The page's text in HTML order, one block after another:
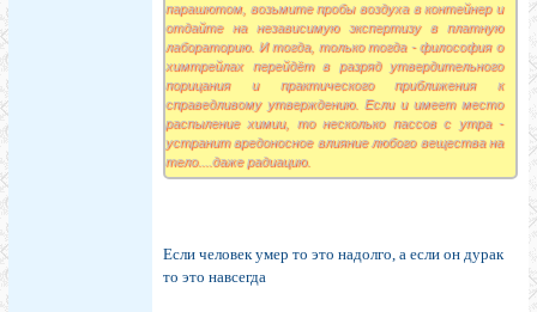
парашютом, возьмите пробы воздуха в контейнер и
отдайте на независимую экспертизу в платную
лабораторию. И тогда, только тогда - философия о
химтрейлах перейдёт в разряд утвердительного
порицания и практического приближения к
справедливому утверждению. Если и имеет место
распыление химии, то несколько пассов с утра -
устранит вредоносное влияние любого вещества на
тело....даже радиацию.
Если человек умер то это надолго, а если он дурак
то это навсегда